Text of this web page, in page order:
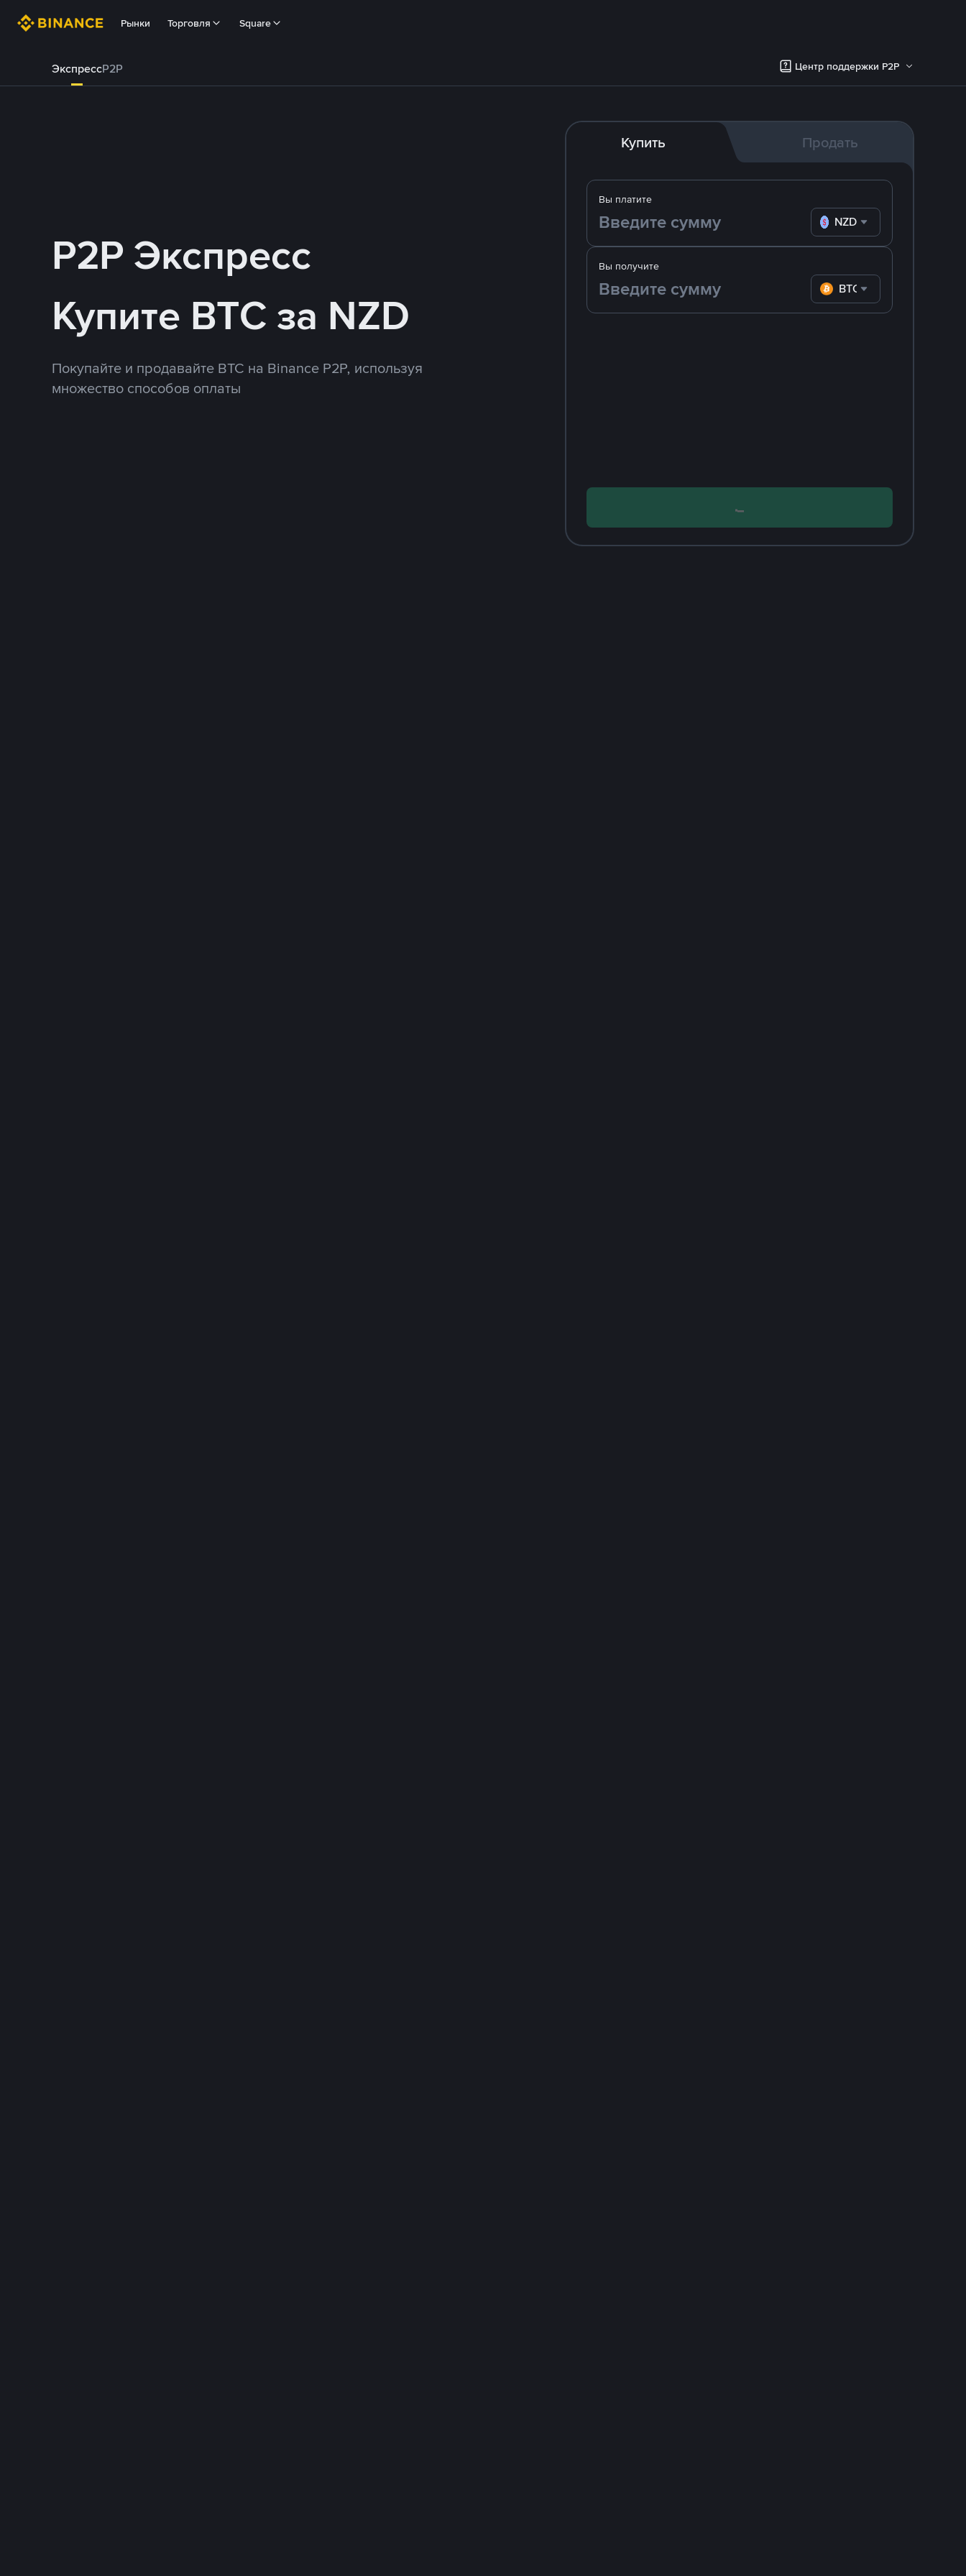
Рынки Торговля Square
ЭкспрессP2P Центр поддержки P2P
P2P Экспресс
Купите BTC за NZD
Покупайте и продавайте BTC на Binance P2P, используя
множество способов оплаты
Купить Продать
Вы платите
NZD
Вы получите
BTC